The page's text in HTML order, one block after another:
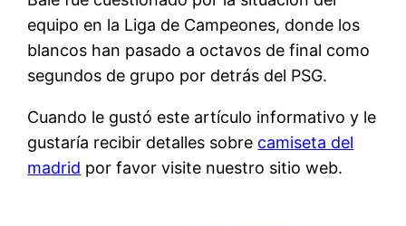
equipo en la Liga de Campeones, donde los
blancos han pasado a octavos de final como
segundos de grupo por detrás del PSG.
Cuando le gustó este artículo informativo y le
gustaría recibir detalles sobre camiseta del
madrid por favor visite nuestro sitio web.